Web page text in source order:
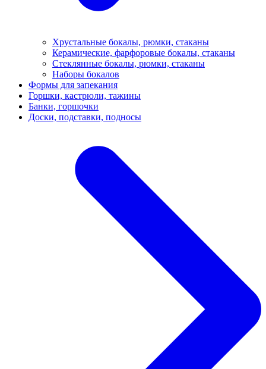
Хрустальные бокалы, рюмки, стаканы
Керамические, фарфоровые бокалы, стаканы
Стеклянные бокалы, рюмки, стаканы
Наборы бокалов
Формы для запекания
Горшки, кастрюли, тажины
Банки, горшочки
Доски, подставки, подносы